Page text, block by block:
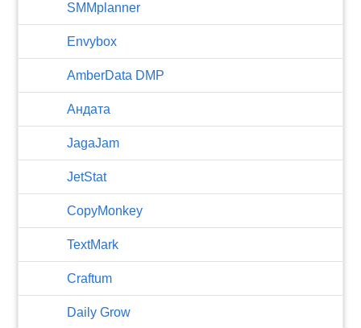
SMMplanner
Envybox
AmberData DMP
Андата
JagaJam
JetStat
CopyMonkey
TextMark
Craftum
​Daily Grow